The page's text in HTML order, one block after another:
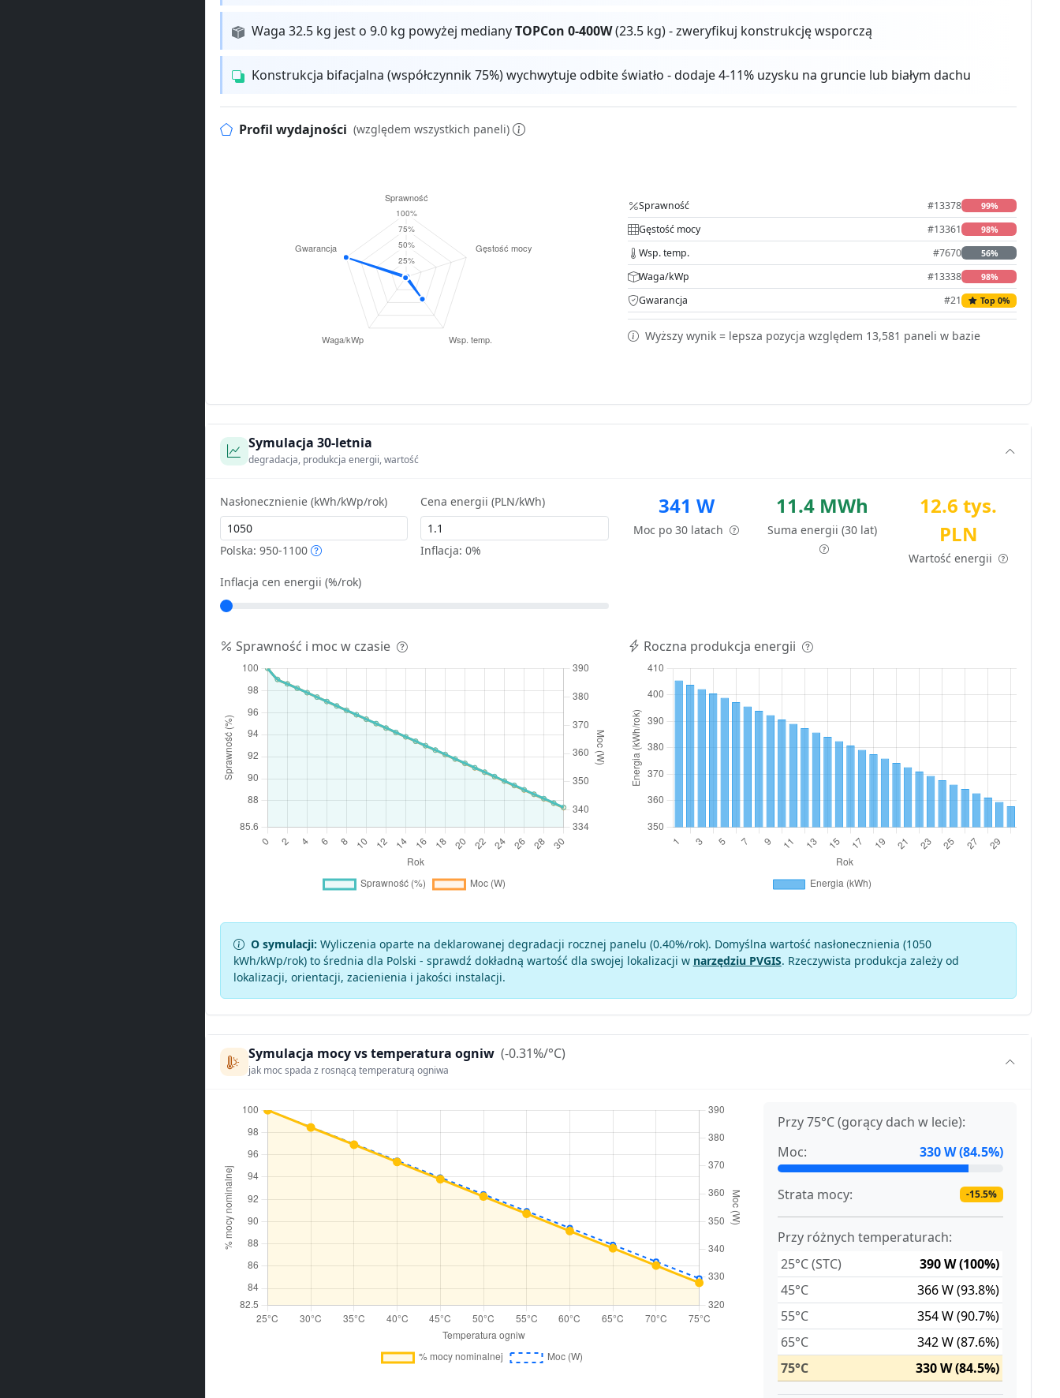
Waga 32.5 kg jest o 9.0 kg powyżej medianyTOPCon 0-400W(23.5 kg) - zweryfikuj konstrukcję wsporczą
Konstrukcja bifacjalna (współczynnik 75%) wychwytuje odbite światło - dodaje 4-11% uzysku na gruncie lub białym dachu
Profil wydajności (względem wszystkich paneli)
Sprawność #13378 99%
Gęstość mocy #13361 98%
Wsp. temp. #7670 56%
Waga/kWp #13338 98%
Gwarancja #21 Top 0%
Wyższy wynik = lepsza pozycja względem 13,581 paneli w bazie
Symulacja 30-letnia
degradacja, produkcja energii, wartość
Nasłonecznienie (kWh/kWp/rok)
Polska: 950-1100
Cena energii (PLN/kWh)
Inflacja:0%
Inflacja cen energii (%/rok)
341 W
Moc po 30 latach
11.4 MWh
Suma energii (30 lat)
12.6 tys.
PLN
Wartość energii
Sprawność i moc w czasie Roczna produkcja energii
O symulacji: Wyliczenia oparte na deklarowanej degradacji rocznej panelu (0.40%/rok). Domyślna wartość nasłonecznienia (1050
kWh/kWp/rok) to średnia dla Polski - sprawdź dokładną wartość dla swojej lokalizacji w narzędziu PVGIS. Rzeczywista produkcja zależy od
lokalizacji, orientacji, zacienienia i jakości instalacji.
Symulacja mocy vs temperatura ogniw (-0.31%/°C)
jak moc spada z rosnącą temperaturą ogniwa
Przy 75°C (gorący dach w lecie):
Moc:
330 W (84.5%)
Strata mocy: -15.5%
Przy różnych temperaturach:
25°C (STC)
390 W (100%)
45°C
366 W (93.8%)
55°C
354 W (90.7%)
65°C
342 W (87.6%)
75°C
330 W (84.5%)